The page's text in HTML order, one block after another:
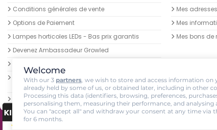
Conditions générales de vente
Options de Paiement
Lampes horticoles LEDs - Bas prix garantis
Devenez Ambassadeur Growled
Retrait de commande GrowLED au growshop au
palétuvier NANCY
sitemap
Mes adresses
Mes
Mes bons de
GrowLED - Équipe de passionnés horticoles à votre service depuis 2009 - 2026.
KING-AVIS
Welcome
With our 3 partners, we wish to store and access information on
already held by some of us, or obtained later, including in other
Processing this data (identifiers, browsing, preferences,
personalising them, measuring their performance, and analysing
You can "accept all" and withdraw your consent at any time via
for 6 months.